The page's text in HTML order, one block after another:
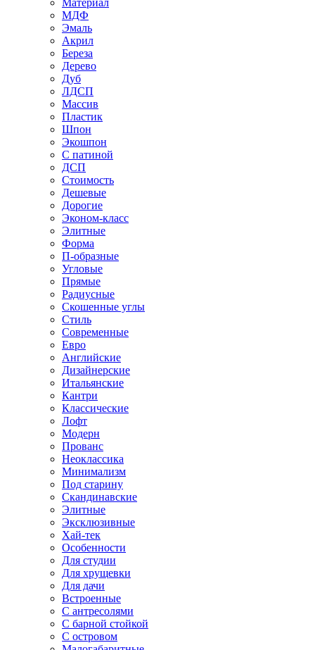
Материал
МДФ
Эмаль
Акрил
Береза
Дерево
Дуб
ЛДСП
Массив
Пластик
Шпон
Экошпон
С патиной
ДСП
Стоимость
Дешевые
Дорогие
Эконом-класс
Элитные
Форма
П-образные
Угловые
Прямые
Радиусные
Скошенные углы
Стиль
Современные
Евро
Английские
Дизайнерские
Итальянские
Кантри
Классические
Лофт
Модерн
Прованс
Неоклассика
Минимализм
Под старину
Скандинавские
Элитные
Эксклюзивные
Хай-тек
Особенности
Для студии
Для хрущевки
Для дачи
Встроенные
С антресолями
С барной стойкой
С островом